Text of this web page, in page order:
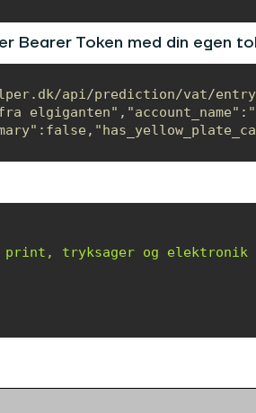
Bearer Token med din egen
api/prediction/vat/entry
tryksager og elektronik